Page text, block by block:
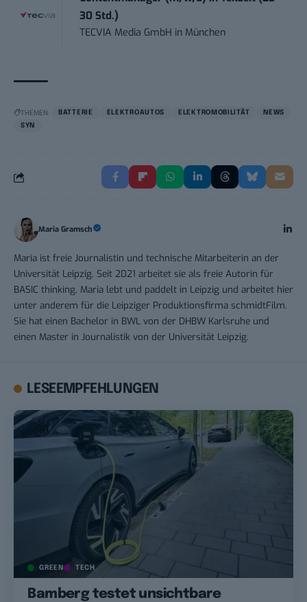
30 Std.)
TECVIA Media GmbH in München
THEMEN: BATTERIE ELEKTROAUTOS ELEKTROMOBILITÄT
NEWS
SYN
Maria Gramsch
Maria ist freie Journalistin und technische Mitarbeiterin an der
Universität Leipzig. Seit 2021 arbeitet sie als freie Autorin für
BASIC thinking. Maria lebt und paddelt in Leipzig und arbeitet hier
unter anderem für die Leipziger Produktionsfirma schmidtFilm.
Sie hat einen Bachelor in BWL von der DHBW Karlsruhe und
einen Master in Journalistik von der Universität Leipzig.
LESEEMPFEHLUNGEN
GREEN TECH
Bamberg testet unsichtbare